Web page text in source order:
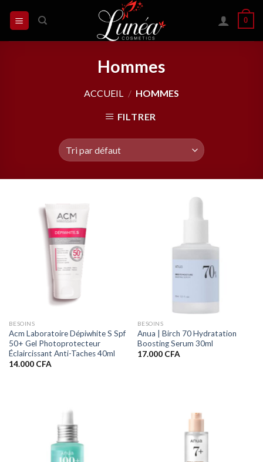
0
Hommes
ACCUEIL / HOMMES
FILTRER
BESOINS
Acm Laboratoire Dépiwhite S Spf
50+ Gel Photoprotecteur
Éclaircissant Anti-Taches 40ml
14.000 CFA
BESOINS
Anua | Birch 70 Hydratation
Boosting Serum 30ml
17.000 CFA